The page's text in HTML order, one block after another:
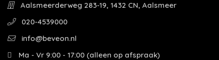
Aalsmeerderweg 283-19, 1432 CN, Aalsmeer
020-4539000
info@beveon.nl
Ma - Vr 9:00 - 17:00 (alleen op afspraak)